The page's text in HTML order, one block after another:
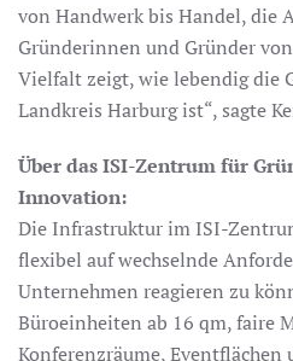
von Handwerk bis Handel, die
Gründerinnen und Gründer
Vielfalt zeigt, wie lebendig die
Landkreis Harburg ist“, sagte
Über das ISI-Zentrum für
Innovation:
Die Infrastruktur im ISI-
flexibel auf wechselnde
Unternehmen reagieren zu
Büroeinheiten ab 16 qm, faire
Konferenzräume,